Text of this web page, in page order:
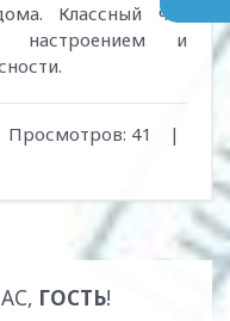
Классный час
настроением и
Просмотров: 41
|
, ГОСТЬ!